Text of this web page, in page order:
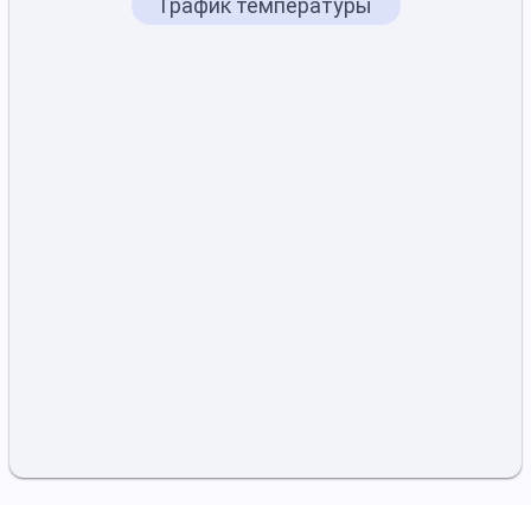
График температуры